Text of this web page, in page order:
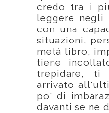
credo tra i
leggere negli
con una
situazioni,
metà libro,
tiene
trepidare, ti
arrivato
po' di
davanti se ne